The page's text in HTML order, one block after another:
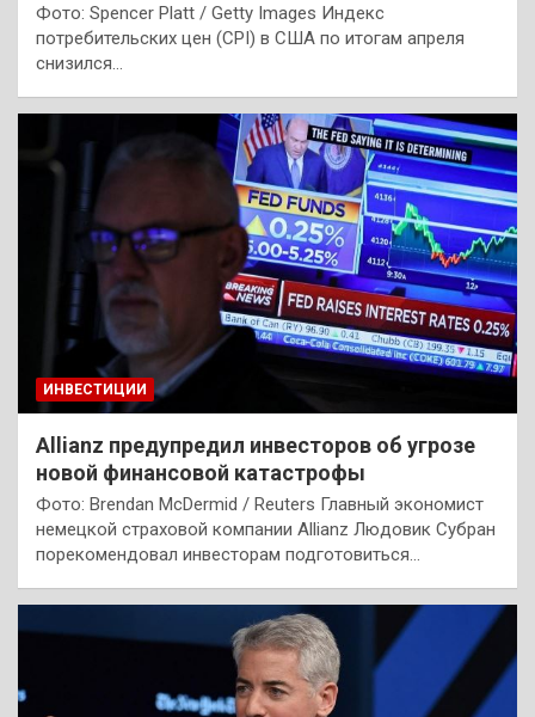
Фото: Spencer Platt / Getty Images Индекс
потребительских цен (CPI) в США по итогам апреля
снизился…
ИНВЕСТИЦИИ
Allianz предупредил инвесторов об угрозе
новой финансовой катастрофы
Фото: Brendan McDermid / Reuters Главный экономист
немецкой страховой компании Allianz Людовик Субран
порекомендовал инвесторам подготовиться…